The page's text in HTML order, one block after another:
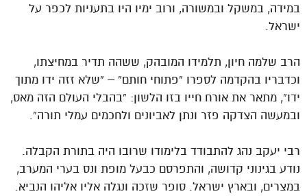
במידה, במשקל ובמשורה, ורוב ימיו היו בתעניות לכפר על
ישראל.
הרב שלמה חיון, תלמידו המובהק, ששהה תדיר במחיצתו,
וכדבריו בהקדמה לספרו “פתוחי חותם” – “שלא זזה ידו מתוך
ידו”, מתאר את אורח חייו בזו הלשון: “בהבלי העולם הזה מאס,
ובמעשה הצדקה פזר ונתן לאביונים ולחכמים עמלי תורה”.
רבי יעקב נהג להתבודד בלימודו שרובו היה בתורת הקבלה.
נודע בגינוני קדושה, והתפרסם כבעל מופת ונס בערי המערב,
במצרים, ובארץ ישראל. סופר שזכה ונגלה אליו אליהו הנביא.